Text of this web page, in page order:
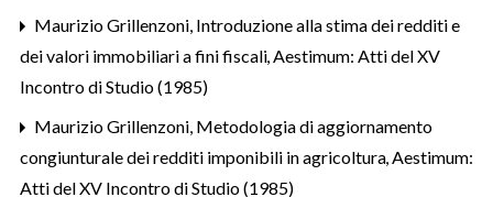
Maurizio Grillenzoni, Introduzione alla stima dei redditi e
dei valori immobiliari a fini fiscali,Aestimum: Atti del XV
Incontro di Studio (1985)
Maurizio Grillenzoni, Metodologia di aggiornamento
congiunturale dei redditi imponibili in agricoltura,Aestimum:
Atti del XV Incontro di Studio (1985)